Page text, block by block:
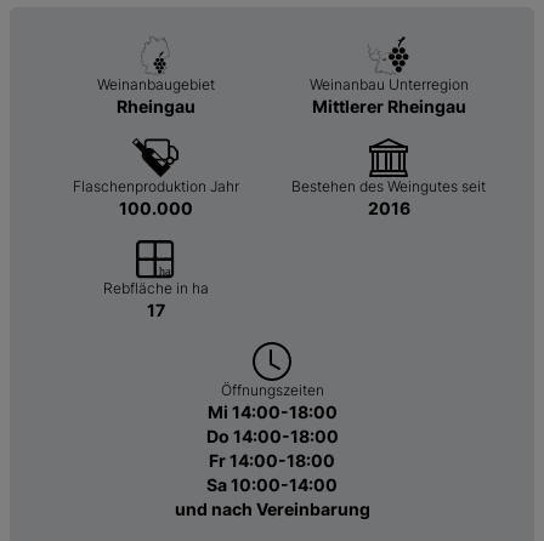
Weinanbaugebiet
Rheingau
Weinanbau Unterregion
Mittlerer Rheingau
Flaschenproduktion Jahr
100.000
Bestehen des Weingutes seit
2016
Rebfläche in ha
17
Öffnungszeiten
Mi 14:00-18:00
Do 14:00-18:00
Fr 14:00-18:00
Sa 10:00-14:00
und nach Vereinbarung